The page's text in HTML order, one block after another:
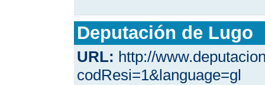
Deputación de Lugo
URL: http://
codResi=1&language=gl